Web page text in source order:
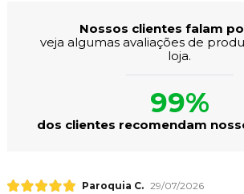
Nossos clientes falam
veja algumas avaliações de
loja.
99%
dos clientes recomendam
Paroquia C. 29/07/2026